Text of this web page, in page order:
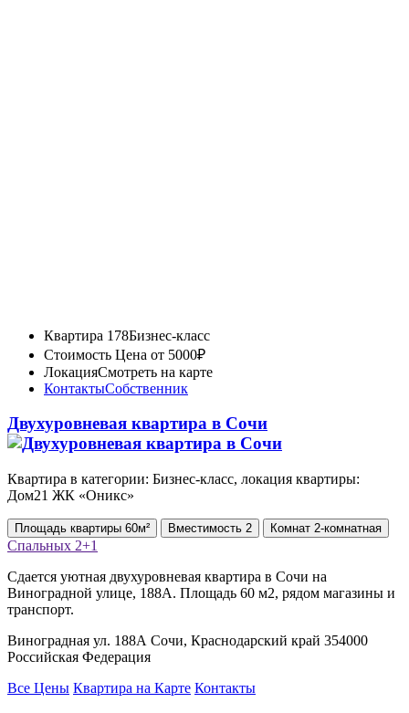
Квартира 178Бизнес-класс
Стоимость Цена от 5000₽
ЛокацияСмотреть на карте
КонтактыСобственник
Двухуровневая квартира в Сочи
Квартира в категории: Бизнес-класс, локация квартиры:
Дом21 ЖК «Оникс»
Площадь квартиры 60м² Вместимость 2 Комнат 2-комнатная
Спальных 2+1
Сдается уютная двухуровневая квартира в Сочи на
Виноградной улице, 188А. Площадь 60 м2, рядом магазины и
транспорт.
Виноградная ул. 188А Сочи, Краснодарский край 354000
Российская Федерация
Все Цены Квартира на Карте Контакты